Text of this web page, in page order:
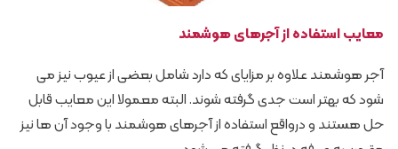
معایب استفاده از آجرهای هوشمند
آجر هوشمند علاوه بر مزایای که دارد شامل بعضی از عیوب نیز می
شود که بهتر است جدی گرفته شوند. البته معمولا این معایب قابل
حل هستند و درواقع استفاده از آجرهای هوشمند با وجود آن ها نیز